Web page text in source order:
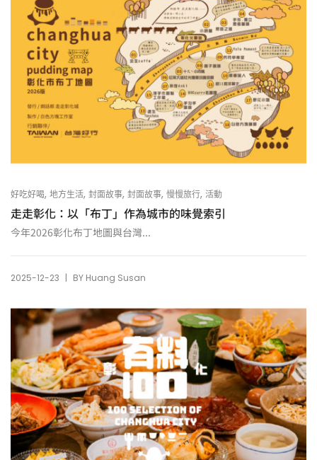
好吃好喝, 地方生活, 封面故事, 封面故事, 慢慢旅行, 活動
走走彰化：以「布丁」作為城市的味覺索引
今年2026彰化布丁地圖與台灣...
2025-12-23 | BY Huang Susan